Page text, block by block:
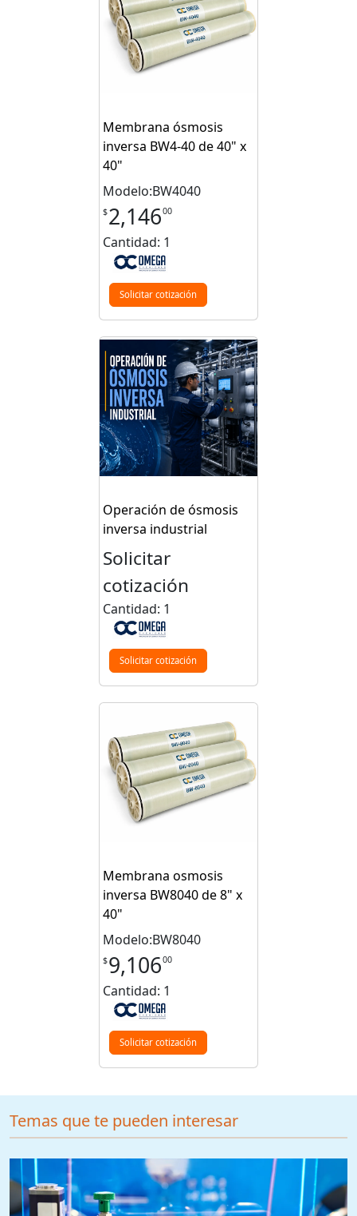
Membrana ósmosis
inversa BW4-40 de 40" x
40"
Modelo:BW4040
$2,14600
Cantidad: 1
Solicitar cotización
Operación de ósmosis
inversa industrial
Solicitar
cotización
Cantidad: 1
Solicitar cotización
Membrana osmosis
inversa BW8040 de 8" x
40"
Modelo:BW8040
$9,10600
Cantidad: 1
Solicitar cotización
Temas que te pueden interesar